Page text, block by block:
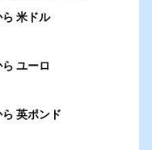
米ドル
ユーロ
英ポンド